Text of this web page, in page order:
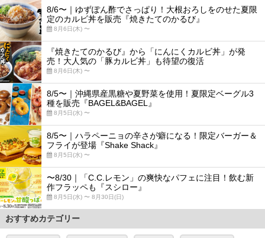
8/6〜｜ゆずぽん酢でさっぱり！大根おろしをのせた夏限
定のカルビ丼を販売『焼きたてのかるび』
8月6日(木) 〜
『焼きたてのかるび』から「にんにくカルビ丼」が発
売！大人気の「豚カルビ丼」も待望の復活
8月6日(木) 〜
8/5〜｜沖縄県産黒糖や夏野菜を使用！夏限定ベーグル3
種を販売『BAGEL&BAGEL』
8月5日(水) 〜
8/5〜｜ハラペーニョの辛さが癖になる！限定バーガー＆
フライが登場『Shake Shack』
8月5日(水) 〜
〜8/30｜「C.C.レモン」の爽快なパフェに注目！飲む新
作フラッペも『スシロー』
8月5日(水) 〜 8月30日(日)
おすすめカテゴリー